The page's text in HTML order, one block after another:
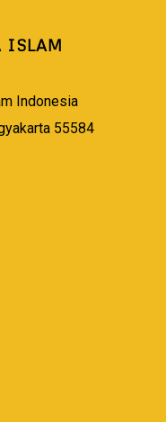
ISLAM
Indonesia
55584